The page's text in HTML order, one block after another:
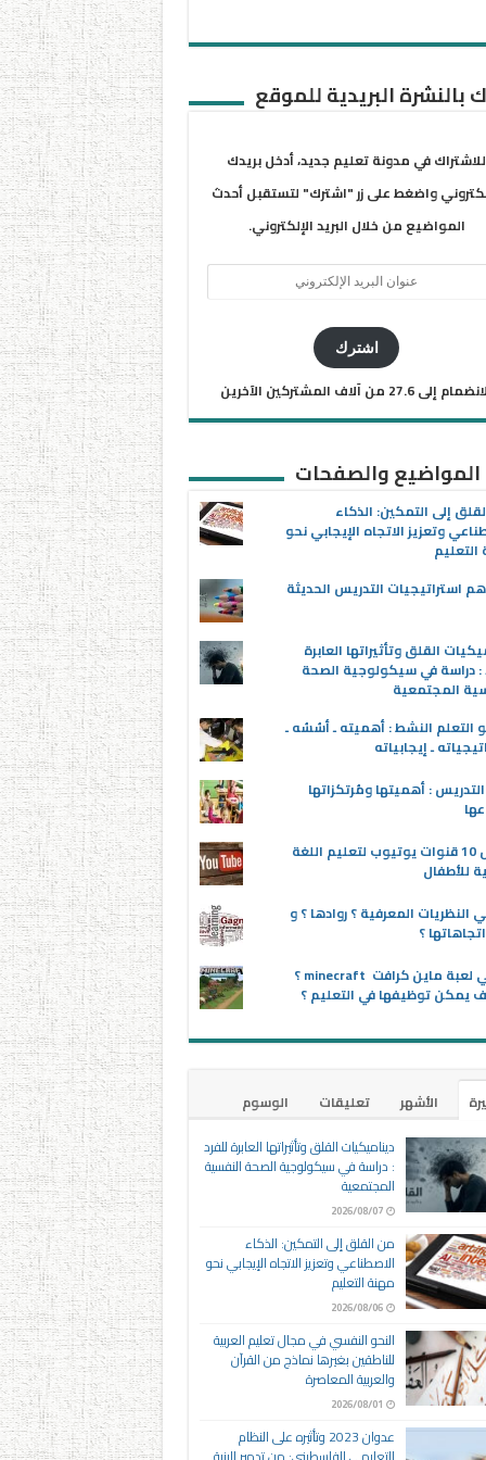
بالنشرة البريدية للموقع
للاشتراك في مدونة تعليم جديد، أدخل بريدك
واضغط على زر "اشترك" لتستقبل أحدث
المواضيع من خلال البريد الإلكتروني.
اشترك
إلى 27.6 من آلاف المشتركين الآخرين
المواضيع والصفحات
إلى التمكين: الذكاء
وتعزيز الاتجاه الإيجابي نحو
استراتيجيات التدريس الحديثة
القلق وتأثيراتها العابرة
: دراسة في سيكولوجية الصحة
المجتمعية
التعلم النشط : أهميته ـ أسُسُه ـ
ـ إيجابياته
: أهميتها ومُرتكزاتها
أفضل 10 قنوات يوتيوب لتعليم اللغة
للأطفال
النظريات المعرفية ؟ روادها ؟ و
؟
ماهي لعبة ماين كرافت minecraft ؟
يمكن توظيفها في التعليم ؟
الأشهر تعليقات
الوسوم
ديناميكيات القلق وتأثيراتها العابرة للفرد
: دراسة في سيكولوجية الصحة النفسية
المجتمعية
2026/08/07
من القلق إلى التمكين: الذكاء
الاصطناعي وتعزيز الاتجاه الإيجابي نحو
مهنة التعليم
2026/08/06
النحو النفسي في مجال تعليم العربية
للناطقين بغيرها نماذج من القرآن
والعربية المعاصرة
2026/08/01
عدوان 2023 وتأثيره على النظام